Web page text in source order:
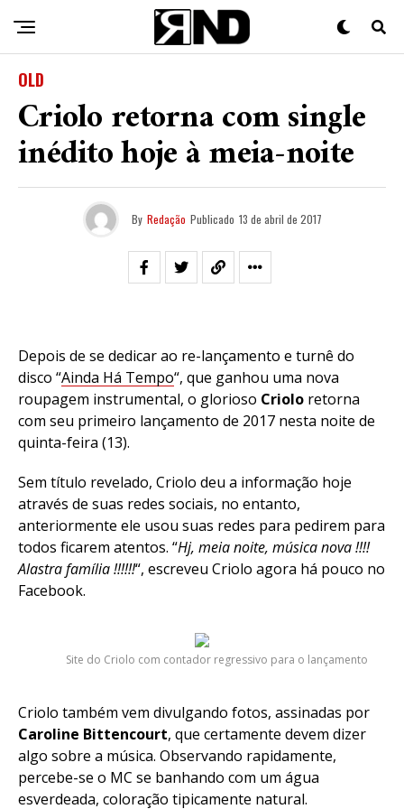
OLD
Criolo retorna com single
inédito hoje à meia-noite
By Redação Publicado 13 de abril de 2017
Depois de se dedicar ao re-lançamento e turnê do
disco “Ainda Há Tempo“, que ganhou uma nova
roupagem instrumental, o glorioso Criolo retorna
com seu primeiro lançamento de 2017 nesta noite de
quinta-feira (13).
Sem título revelado, Criolo deu a informação hoje
através de suas redes sociais, no entanto,
anteriormente ele usou suas redes para pedirem para
todos ficarem atentos. “Hj, meia noite, música nova !!!!
Alastra família !!!!!!“, escreveu Criolo agora há pouco no
Facebook.
Site do Criolo com contador regressivo para o lançamento
Criolo também vem divulgando fotos, assinadas por
Caroline Bittencourt, que certamente devem dizer
algo sobre a música. Observando rapidamente,
percebe-se o MC se banhando com um água
esverdeada, coloração tipicamente natural.